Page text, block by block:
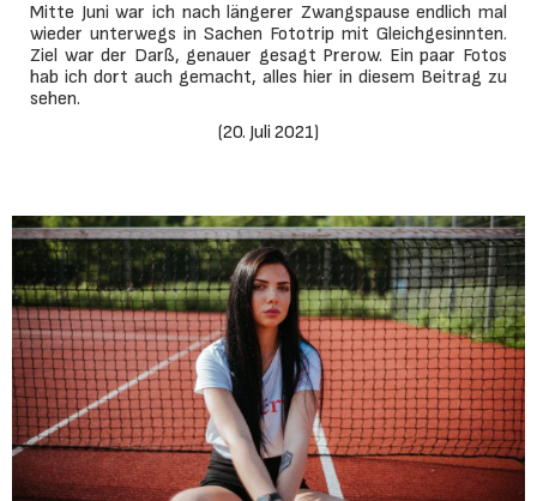
Mitte Juni war ich nach längerer Zwangspause endlich mal
wieder unterwegs in Sachen Fototrip mit Gleichgesinnten.
Ziel war der Darß, genauer gesagt Prerow. Ein paar Fotos
hab ich dort auch gemacht, alles hier in diesem Beitrag zu
sehen.
(20. Juli 2021)